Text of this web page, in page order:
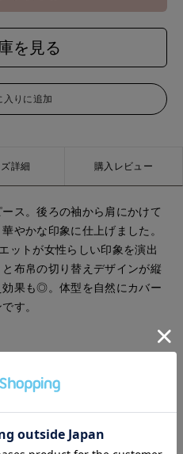
を見る
入りに追加
詳細 購入レビュー
ス。後ろの袖から肩にかけて
やかな印象に仕上げました。
ットが女性らしい印象を演出
布帛の切り替えデザインが縦
果も◎。体型を自然にカバー
す。